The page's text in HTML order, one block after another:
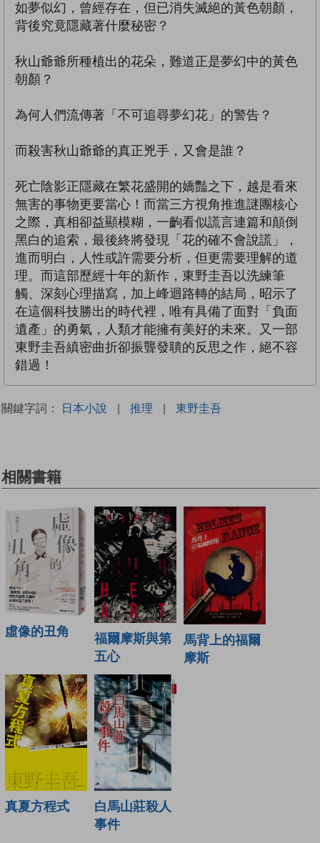
如夢似幻，曾經存在，但已消失滅絕的黃色朝顏，
背後究竟隱藏著什麼秘密？
秋山爺爺所種植出的花朵，難道正是夢幻中的黃色
朝顏？
為何人們流傳著「不可追尋夢幻花」的警告？
而殺害秋山爺爺的真正兇手，又會是誰？
死亡陰影正隱藏在繁花盛開的嬌豔之下，越是看來
無害的事物更要當心！而當三方視角推進謎團核心
之際，真相卻益顯模糊，一齣看似謊言連篇和顛倒
黑白的追索，最後終將發現「花的確不會說謊」，
進而明白，人性或許需要分析，但更需要理解的道
理。而這部歷經十年的新作，東野圭吾以洗練筆
觸、深刻心理描寫，加上峰迴路轉的結局，昭示了
在這個科技勝出的時代裡，唯有具備了面對「負面
遺產」的勇氣，人類才能擁有美好的未來。又一部
東野圭吾縝密曲折卻振聾發聵的反思之作，絕不容
錯過！
關鍵字詞： 日本小說 | 推理 | 東野圭吾
相關書籍
虛像的丑角
福爾摩斯與第
五心
馬背上的福爾
摩斯
真夏方程式
白馬山莊殺人
事件